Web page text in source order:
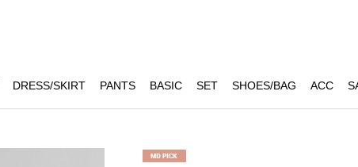
DRESS/SKIRT PANTS BASIC SET SHOES/BAG ACC